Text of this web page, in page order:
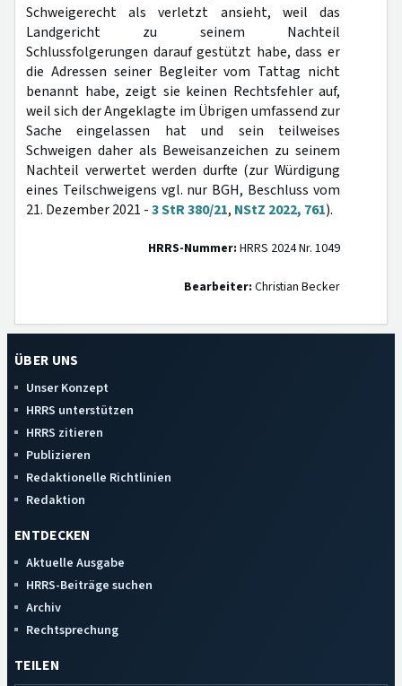
Schweigerecht als verletzt ansieht, weil das
Landgericht zu seinem Nachteil
Schlussfolgerungen darauf gestützt habe, dass er
die Adressen seiner Begleiter vom Tattag nicht
benannt habe, zeigt sie keinen Rechtsfehler auf,
weil sich der Angeklagte im Übrigen umfassend zur
Sache eingelassen hat und sein teilweises
Schweigen daher als Beweisanzeichen zu seinem
Nachteil verwertet werden durfte (zur Würdigung
eines Teilschweigens vgl. nur BGH, Beschluss vom
21. Dezember 2021 -3 StR 380/21, NStZ 2022, 761).
HRRS-Nummer: HRRS 2024 Nr. 1049
Bearbeiter: Christian Becker
ÜBER UNS
Unser Konzept
HRRS unterstützen
HRRS zitieren
Publizieren
Redaktionelle Richtlinien
Redaktion
ENTDECKEN
Aktuelle Ausgabe
HRRS-Beiträge suchen
Archiv
Rechtsprechung
TEILEN